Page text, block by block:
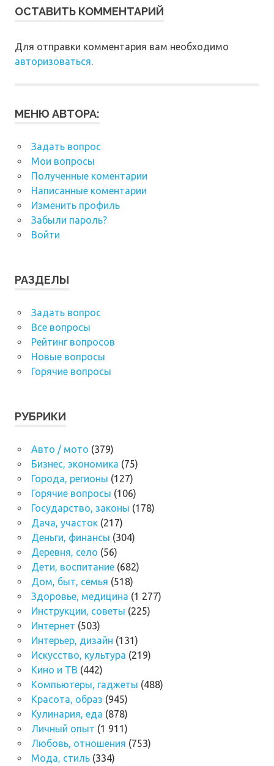
ОСТАВИТЬ КОММЕНТАРИЙ
Для отправки комментария вам необходимо
авторизоваться
МЕНЮ АВТОРА:
Задать вопрос
Мои вопросы
Полученные коментарии
Написанные коментарии
Изменить профиль
Забыли пароль?
Войти
РАЗДЕЛЫ
Задать вопрос
Все вопросы
Рейтинг вопросов
Новые вопросы
Горячие вопросы
РУБРИКИ
Авто / мото (379)
Бизнес, экономика (75)
Города, регионы (127)
Горячие вопросы (106)
Государство, законы (178)
Дача, участок(217)
Деньги, финансы (304)
Деревня, село (56)
Дети, воспитание(682)
Дом, быт, семья (518)
Здоровье, медицина (1 277)
Инструкции, советы (225)
Интернет (503)
Интерьер, дизайн (131)
Искусство, культура (219)
Кино и ТВ (442)
Компьютеры, гаджеты (488)
Красота, образ (945)
Кулинария, еда (878)
Личный опыт (1 911)
Любовь, отношения (753)
Мода, стиль(334)